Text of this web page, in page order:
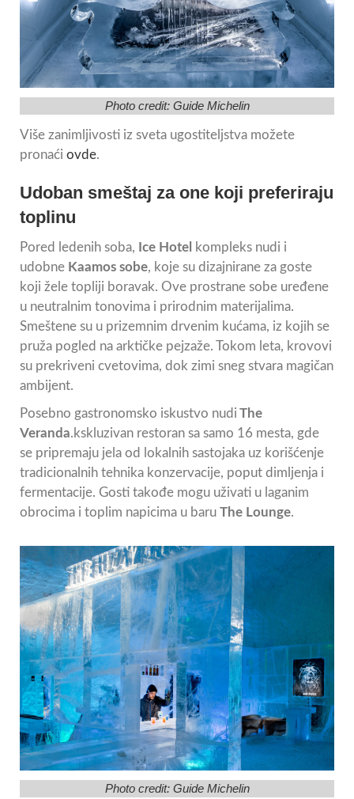
Photo credit: Guide Michelin
Više zanimljivosti iz sveta ugostiteljstva možete
pronaći ovde.
Udoban smeštaj za one koji preferiraju
toplinu
Pored ledenih soba, Ice Hotel kompleks nudi i
udobne Kaamos sobe, koje su dizajnirane za goste
koji žele topliji boravak. Ove prostrane sobe uređene
u neutralnim tonovima i prirodnim materijalima.
Smeštene su u prizemnim drvenim kućama, iz kojih se
pruža pogled na arktičke pejzaže. Tokom leta, krovovi
su prekriveni cvetovima, dok zimi sneg stvara magičan
ambijent.
Posebno gastronomsko iskustvo nudi The
Veranda.kskluzivan restoran sa samo 16 mesta, gde
se pripremaju jela od lokalnih sastojaka uz korišćenje
tradicionalnih tehnika konzervacije, poput dimljenja i
fermentacije. Gosti takođe mogu uživati u laganim
obrocima i toplim napicima u baru The Lounge.
Photo credit: Guide Michelin